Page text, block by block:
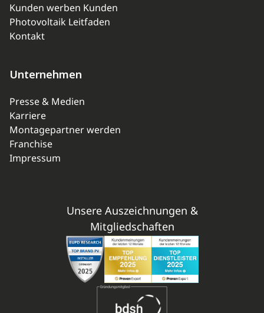
Kunden werben Kunden
Photovoltaik Leitfaden
Kontakt
Unternehmen
Presse & Medien
Karriere
Montagepartner werden
Franchise
Impressum
Unsere Auszeichnungen &
Mitgliedschaften